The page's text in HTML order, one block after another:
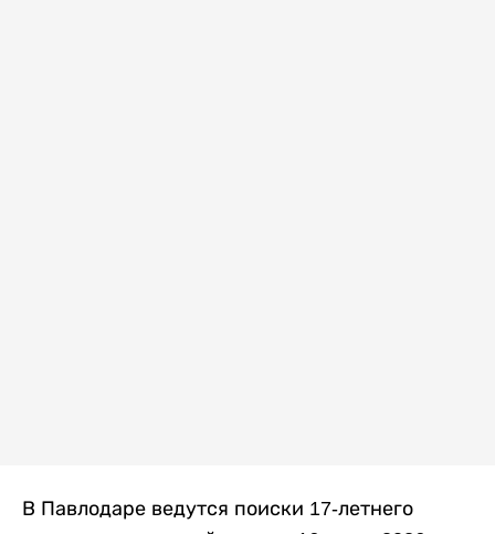
В Павлодаре ведутся поиски 17-летнего